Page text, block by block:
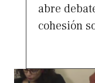
abre
cohesión